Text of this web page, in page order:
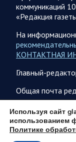
гражданское
06.08.2026
Сводка на утро 6
В Ярославле
Московскому
транспорта. Судя
06.08.2026
Обстановка в
коммуникаций
«Редакция
На
КОНТАКТНАЯ
Главный-
Общая почта
ПОДПИСКА
Используя сайт
использованием
Политике